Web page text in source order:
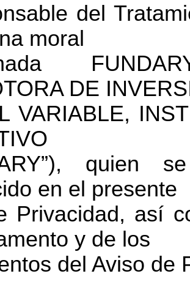
del
moral
DE
VARIABLE,
quien
en el presente
Privacidad, así
y de los
del Aviso de